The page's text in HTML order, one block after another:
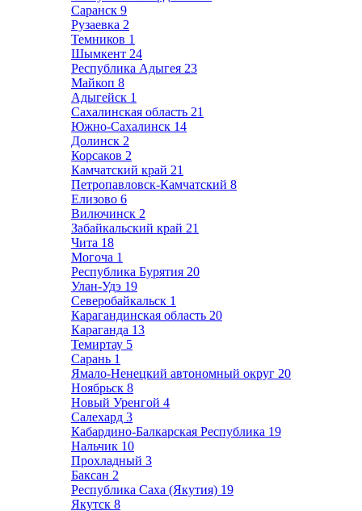
Саранск 9
Рузаевка 2
Темников 1
Шымкент 24
Республика Адыгея 23
Майкоп 8
Адыгейск 1
Сахалинская область 21
Южно-Сахалинск 14
Долинск 2
Корсаков 2
Камчатский край 21
Петропавловск-Камчатский 8
Елизово 6
Вилючинск 2
Забайкальский край 21
Чита 18
Могоча 1
Республика Бурятия 20
Улан-Удэ 19
Северобайкальск 1
Карагандинская область 20
Караганда 13
Темиртау 5
Сарань 1
Ямало-Ненецкий автономный округ 20
Ноябрьск 8
Новый Уренгой 4
Салехард 3
Кабардино-Балкарская Республика 19
Нальчик 10
Прохладный 3
Баксан 2
Республика Саха (Якутия) 19
Якутск 8